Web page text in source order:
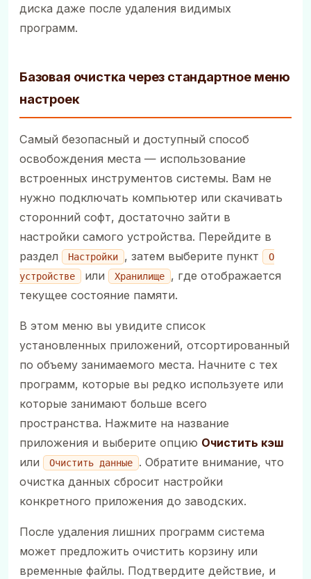
диска даже после удаления видимых
программ.
Базовая очистка через стандартное меню
настроек
Самый безопасный и доступный способ
освобождения места — использование
встроенных инструментов системы. Вам не
нужно подключать компьютер или скачивать
сторонний софт, достаточно зайти в
настройки самого устройства. Перейдите в
раздел
Настройки , затем выберите пункт
О
устройстве
или Хранилище
, где отображается
текущее состояние памяти.
В этом меню вы увидите список
установленных приложений, отсортированный
по объему занимаемого места. Начните с тех
программ, которые вы редко используете или
которые занимают больше всего
пространства. Нажмите на название
приложения и выберите опцию Очистить кэш
или
Очистить данные
. Обратите внимание, что
очистка данных сбросит настройки
конкретного приложения до заводских.
После удаления лишних программ система
может предложить очистить корзину или
временные файлы. Подтвердите действие, и